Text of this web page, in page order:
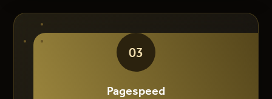
03
Pagespeed